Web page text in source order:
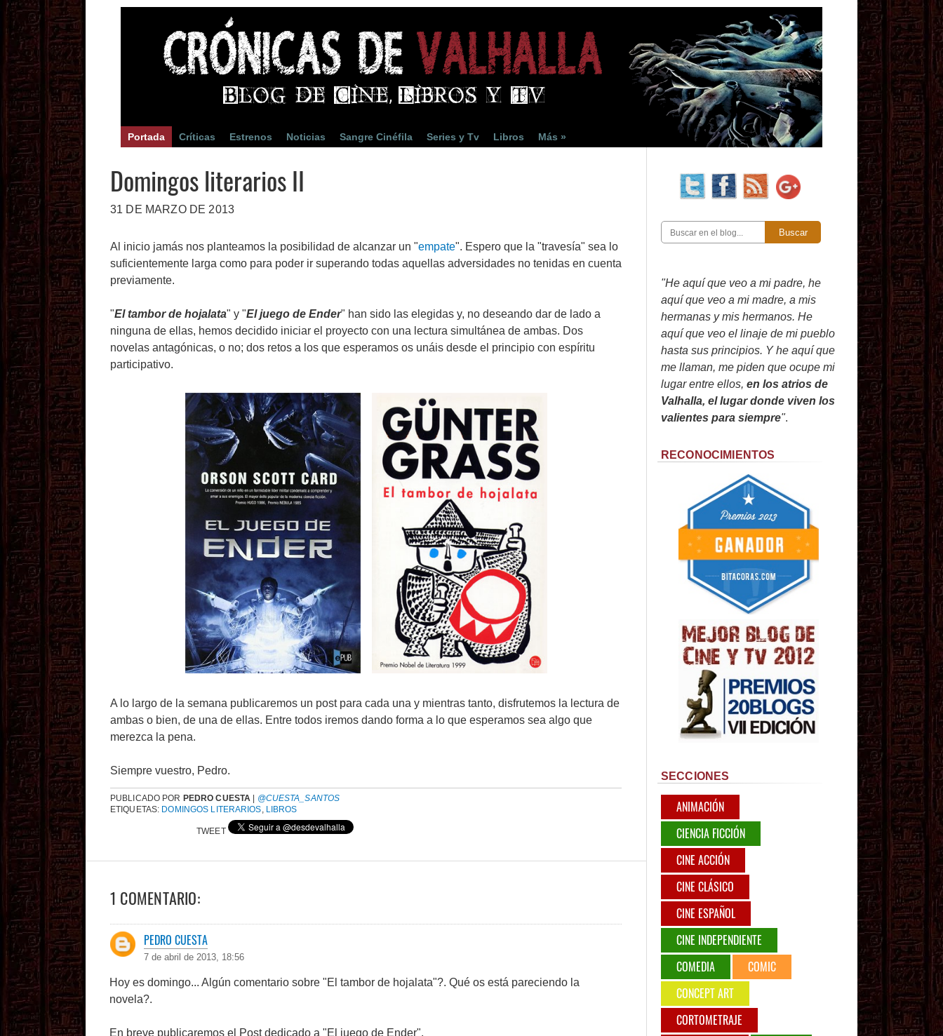
Portada Críticas Estrenos Noticias Sangre Cinéfila Series y Tv Libros Más »
Domingos literarios II
31 DE MARZO DE 2013
Al inicio jamás nos planteamos la posibilidad de alcanzar un "empate". Espero que la "travesía" sea lo
suficientemente larga como para poder ir superando todas aquellas adversidades no tenidas en cuenta
previamente.
"El tambor de hojalata" y "El juego de Ender" han sido las elegidas y, no deseando dar de lado a
ninguna de ellas, hemos decidido iniciar el proyecto con una lectura simultánea de ambas. Dos
novelas antagónicas, o no; dos retos a los que esperamos os unáis desde el principio con espíritu
participativo.
A lo largo de la semana publicaremos un post para cada una y mientras tanto, disfrutemos la lectura de
ambas o bien, de una de ellas. Entre todos iremos dando forma a lo que esperamos sea algo que
merezca la pena.
Siempre vuestro, Pedro.
PUBLICADO POR PEDRO CUESTA
@CUESTA_SANTOS
ETIQUETAS: DOMINGOS LITERARIOS, LIBROS
TWEET
1 COMENTARIO:
PEDRO CUESTA
7 de abril de 2013, 18:56
Hoy es domingo... Algún comentario sobre "El tambor de hojalata"?. Qué os está pareciendo la
novela?.
En breve publicaremos el Post dedicado a "El juego de Ender".
Buscar
"He aquí que veo a mi padre, he
aquí que veo a mi madre, a mis
hermanas y mis hermanos. He
aquí que veo el linaje de mi pueblo
hasta sus principios. Y he aquí que
me llaman, me piden que ocupe mi
lugar entre ellos, en los atrios de
Valhalla, el lugar donde viven los
valientes para siempre".
RECONOCIMIENTOS
SECCIONES
ANIMACIÓN
CIENCIA FICCIÓN
CINE ACCIÓN
CINE CLÁSICO
CINE ESPAÑOL
CINE INDEPENDIENTE
COMEDIA
COMIC
CONCEPT ART
CORTOMETRAJE